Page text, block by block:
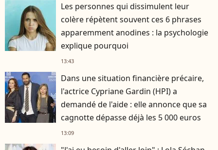
Les personnes qui dissimulent leur
colère répètent souvent ces 6 phrases
apparemment anodines : la psychologie
explique pourquoi
13:43
Dans une situation financière précaire,
l'actrice Cypriane Gardin (HPI) a
demandé de l'aide : elle annonce que sa
cagnotte dépasse déjà les 5 000 euros
13:09